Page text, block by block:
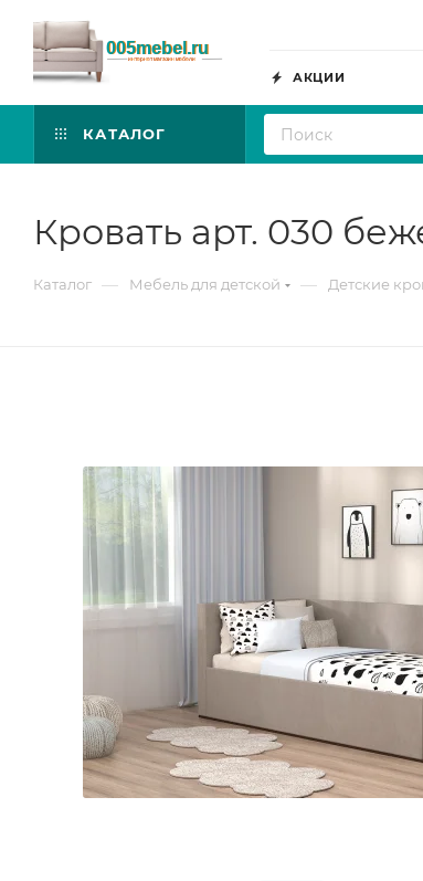
АКЦИИ
КАТАЛОГ
Кровать арт. 030
Каталог — Мебель для детской — Детские